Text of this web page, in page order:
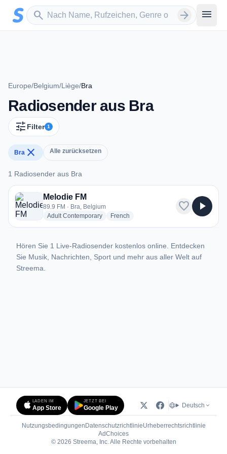
Zum Hauptinhalt springen
search
Sender suchen arrow_forward menu
Europe/Belgium/Liège/Bra
Radiosender aus Bra
tune Filter 1
Bra close Alle zurücksetzen
1 Radiosender aus Bra
1 Radiosender aus Bra
Melodie FM
89.9 FM · Bra, Belgium
Adult Contemporaryradio stations
French
favorite play_arrow
Hören Sie 1 Live-Radiosender kostenlos online. Entdecken
Sie Musik, Nachrichten, Sport und mehr aus aller Welt auf
Streema.
LADEN IM
App Store
JETZT BEI
Google Play Deutsch
Nutzungsbedingungen DatenschutzrichtlinieUrheberrechtsrichtlinie
AdChoices(öffnet in neuem Tab)
© 2026 Streema, Inc. Alle Rechte vorbehalten